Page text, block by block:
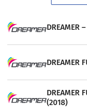
DREAMER
DREAMER
DREAMER
(2018)